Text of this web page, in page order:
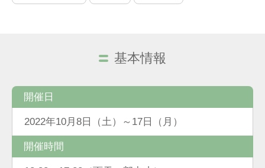
基本情報
開催日
2022年10月8日（土）～17日（月）
開催時間